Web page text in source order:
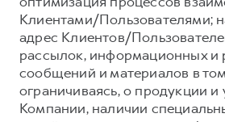
Клиентами/Пользователями;
адрес Клиентов/
рассылок, информационных и
сообщений и материалов в
ограничиваясь, о продукции и
Компании, наличии